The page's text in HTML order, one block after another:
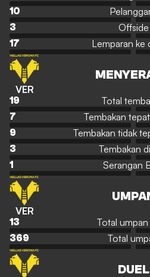
10
3
Offside
17
Lemparan ke
VER
19 Total
7
Tembakan
9
Tembakan tidak
3
Tembakan
1
Serangan
VER
13 Total umpan
369
Total
DUEL